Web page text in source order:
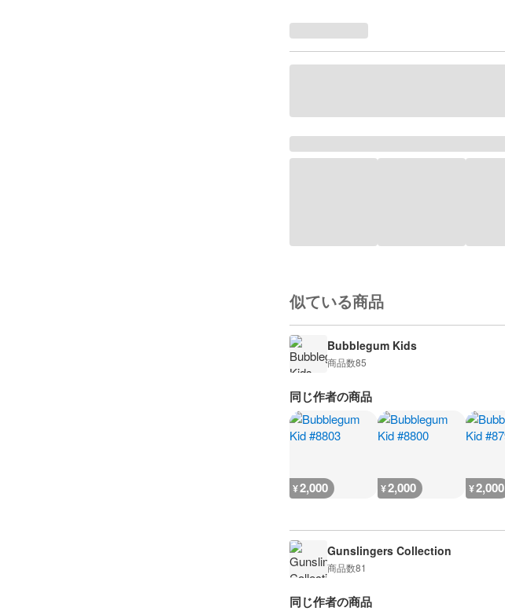
似ている商品
Bubblegum Kids
商品数85
同じ作者の商品
¥2,000 ¥2,000 ¥2,000
Gunslingers Collection
商品数81
同じ作者の商品